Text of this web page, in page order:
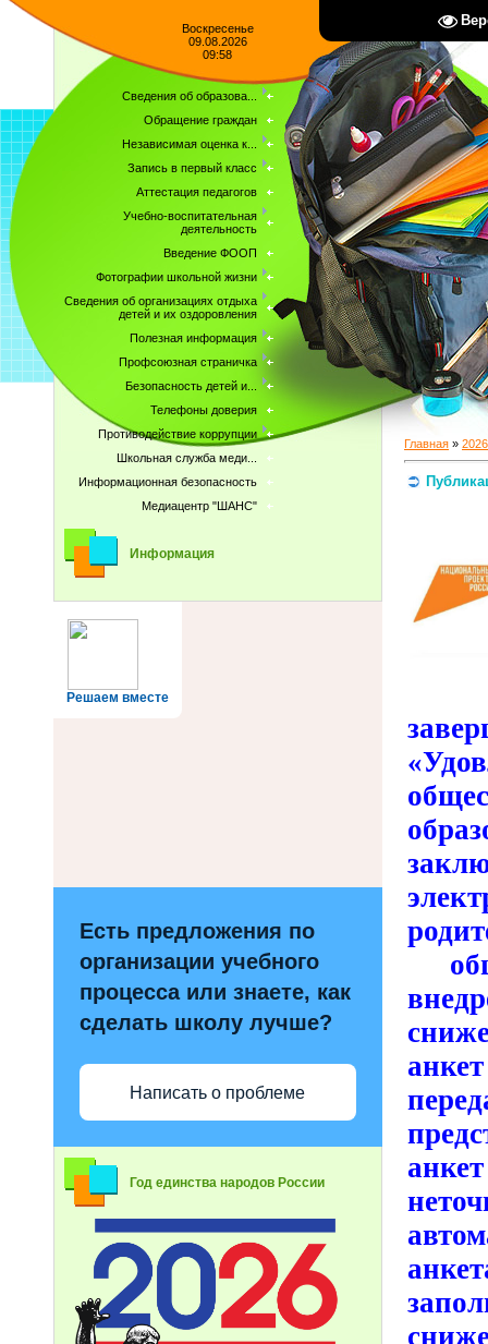
Воскресенье
09.08.2026
09:58
Сведения об образова...
Обращение граждан
Независимая оценка к...
Запись в первый класс
Аттестация педагогов
Учебно-воспитательная
деятельность
Введение ФООП
Фотографии школьной жизни
Сведения об организациях отдыха
детей и их оздоровления
Полезная информация
Профсоюзная страничка
Безопасность детей и...
Телефоны доверия
Противодействие коррупции
Школьная служба меди...
Информационная безопасность
Медиацентр "ШАНС"
Информация
Решаем вместе
Есть предложения по
организации учебного
процесса или знаете, как
сделать школу лучше?
Написать о проблеме
Год единства народов России
Главная » 2026